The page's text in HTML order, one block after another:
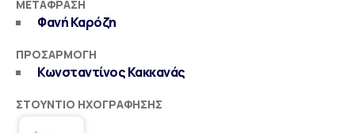
ΜΕΤΆΦΡΑΣΗ
Φανή Καρόζη
ΠΡΟΣΑΡΜΟΓΉ
Κωνσταντίνος Κακκανάς
ΣΤΟΎΝΤΙΟ ΗΧΟΓΡΆΦΗΣΗΣ